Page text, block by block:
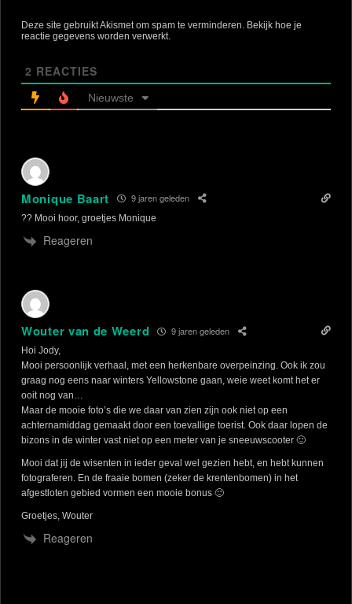
Deze site gebruikt Akismet om spam te verminderen. Bekijk hoe je
reactie gegevens worden verwerkt
2 REACTIES
Nieuwste
Monique Baart 9 jaren geleden
?? Mooi hoor, groetjes Monique
Reageren
Wouter van de Weerd 9 jaren geleden
Hoi Jody,
Mooi persoonlijk verhaal, met een herkenbare overpeinzing. Ook ik zou
graag nog eens naar winters Yellowstone gaan, weie weet komt het er
ooit nog van…
Maar de mooie foto’s die we daar van zien zijn ook niet op een
achternamiddag gemaakt door een toevallige toerist. Ook daar lopen de
bizons in de winter vast niet op een meter van je sneeuwscooter 🙂
Mooi dat jij de wisenten in ieder geval wel gezien hebt, en hebt kunnen
fotograferen. En de fraaie bomen (zeker de krentenbomen) in het
afgestloten gebied vormen een mooie bonus 🙂
Groetjes, Wouter
Reageren